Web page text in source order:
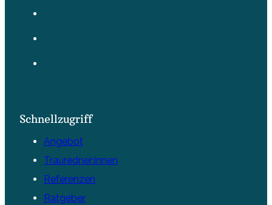
Schnellzugriff
Angebot
Trauredner:innen
Referenzen
Ratgeber